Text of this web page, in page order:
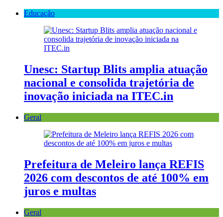
Educação
Unesc: Startup Blits amplia atuação
nacional e consolida trajetória de
inovação iniciada na ITEC.in
Geral
Prefeitura de Meleiro lança REFIS
2026 com descontos de até 100% em
juros e multas
Geral